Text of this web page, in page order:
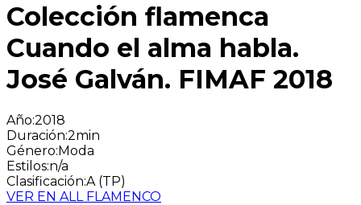
Colección flamenca
Cuando el alma habla.
José Galván. FIMAF 2018
Año:2018
Duración:2min
Género:Moda
Estilos:n/a
Clasificación:A (TP)
VER EN ALL FLAMENCO